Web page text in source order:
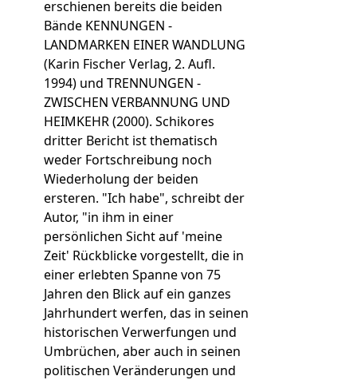
erschienen bereits die beiden
Bände KENNUNGEN -
LANDMARKEN EINER WANDLUNG
(Karin Fischer Verlag, 2. Aufl.
1994) und TRENNUNGEN -
ZWISCHEN VERBANNUNG UND
HEIMKEHR (2000). Schikores
dritter Bericht ist thematisch
weder Fortschreibung noch
Wiederholung der beiden
ersteren. "Ich habe", schreibt der
Autor, "in ihm in einer
persönlichen Sicht auf 'meine
Zeit' Rückblicke vorgestellt, die in
einer erlebten Spanne von 75
Jahren den Blick auf ein ganzes
Jahrhundert werfen, das in seinen
historischen Verwerfungen und
Umbrüchen, aber auch in seinen
politischen Veränderungen und